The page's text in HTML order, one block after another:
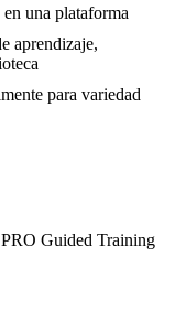
una plataforma
aprendizaje,
para variedad
Guided Training